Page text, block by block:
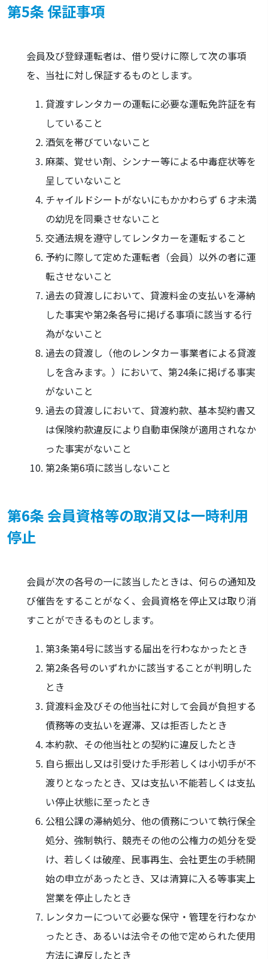
第5条 保証事項
会員及び登録運転者は、借り受けに際して次の事項
を、当社に対し保証するものとします。
貸渡すレンタカーの運転に必要な運転免許証を有
していること
酒気を帯びていないこと
麻薬、覚せい剤、シンナー等による中毒症状等を
呈していないこと
チャイルドシートがないにもかかわらず 6 才未満
の幼児を同乗させないこと
交通法規を遵守してレンタカーを運転すること
予約に際して定めた運転者（会員）以外の者に運
転させないこと
過去の貸渡しにおいて、貸渡料金の支払いを滞納
した事実や第2条各号に掲げる事項に該当する行
為がないこと
過去の貸渡し（他のレンタカー事業者による貸渡
しを含みます。）において、第24条に掲げる事実
がないこと
過去の貸渡しにおいて、貸渡約款、基本契約書又
は保険約款違反により自動車保険が適用されなか
った事実がないこと
第2条第6項に該当しないこと
第6条 会員資格等の取消又は一時利用
停止
会員が次の各号の一に該当したときは、何らの通知及
び催告をすることがなく、会員資格を停止又は取り消
すことができるものとします。
第3条第4号に該当する届出を行わなかったとき
第2条各号のいずれかに該当することが判明した
とき
貸渡料金及びその他当社に対して会員が負担する
債務等の支払いを遅滞、又は拒否したとき
本約款、その他当社との契約に違反したとき
自ら振出し又は引受けた手形若しくは小切手が不
渡りとなったとき、又は支払い不能若しくは支払
い停止状態に至ったとき
公租公課の滞納処分、他の債務について執行保全
処分、強制執行、競売その他の公権力の処分を受
け、若しくは破産、民事再生、会社更生の手続開
始の申立があったとき、又は清算に入る等事実上
営業を停止したとき
レンタカーについて必要な保守・管理を行わなか
ったとき、あるいは法令その他で定められた使用
方法に違反したとき